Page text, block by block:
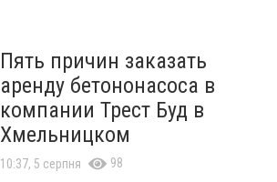
Пять причин заказать
аренду бетононасоса в
компании Трест Буд в
Хмельницком
10:37, 5 серпня 98